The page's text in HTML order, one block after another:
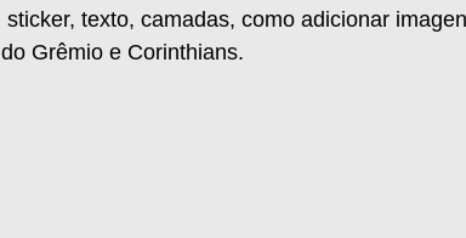
texto, camadas, como adicionar
Grêmio e Corinthians.